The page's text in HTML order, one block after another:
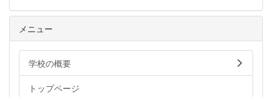
メニュー
学校の概要
トップページ